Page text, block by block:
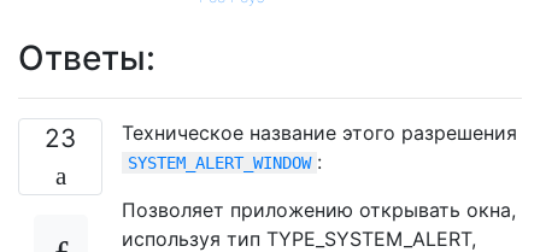
Ответы:
23 Техническое название этого разрешения
SYSTEM_ALERT_WINDOW :
Позволяет приложению открывать окна,
используя тип TYPE_SYSTEM_ALERT,